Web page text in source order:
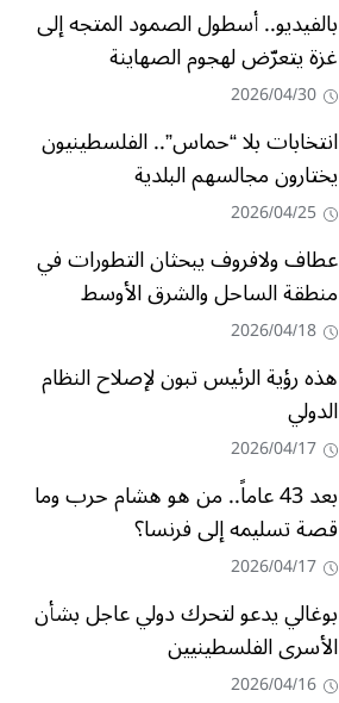
بالفيديو.. أسطول الصمود المتجه إلى
غزة يتعرّض لهجوم الصهاينة
2026/04/30
انتخابات بلا “حماس”.. الفلسطينيون
يختارون مجالسهم البلدية
2026/04/25
عطاف ولافروف يبحثان التطورات في
منطقة الساحل والشرق الأوسط
2026/04/18
هذه رؤية الرئيس تبون لإصلاح النظام
الدولي
2026/04/17
بعد 43 عاماً.. من هو هشام حرب وما
قصة تسليمه إلى فرنسا؟
2026/04/17
بوغالي يدعو لتحرك دولي عاجل بشأن
الأسرى الفلسطينيين
2026/04/16